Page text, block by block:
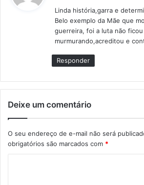
Linda história,garra e
Belo exemplo da Mãe que
guerreira, foi a luta não ficou
murmurando,acreditou e
Responder
Deixe um comentário
O seu endereço de e-mail não será
obrigatórios são marcados com *